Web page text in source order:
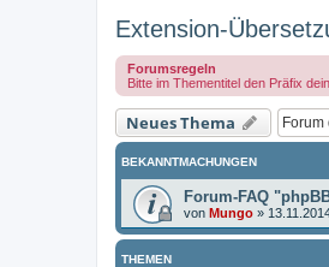
Extension-
Forumsregeln
Bitte im Thementitel den Präfix
Neues Thema
BEKANNTMACHUNGEN
Forum-FAQ
von Mungo »
THEMEN